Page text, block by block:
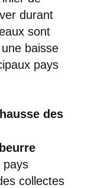
durant
sont
baisse
pays
des
beurre
pays
collectes